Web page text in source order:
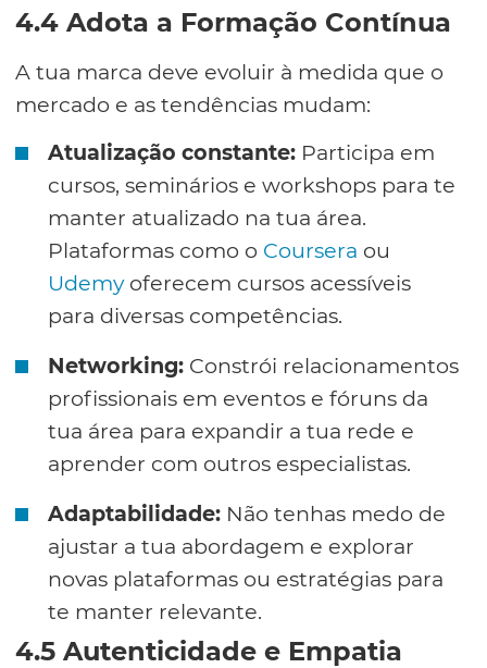
4.4 Adota a Formação Contínua
A tua marca deve evoluir à medida que o
mercado e as tendências mudam:
Atualização constante: Participa em
cursos, seminários e workshops para te
manter atualizado na tua área.
Plataformas como o Coursera ou
Udemyoferecem cursos acessíveis
para diversas competências.
Networking: Constrói relacionamentos
profissionais em eventos e fóruns da
tua área para expandir a tua rede e
aprender com outros especialistas.
Adaptabilidade: Não tenhas medo de
ajustar a tua abordagem e explorar
novas plataformas ou estratégias para
te manter relevante.
4.5 Autenticidade e Empatia